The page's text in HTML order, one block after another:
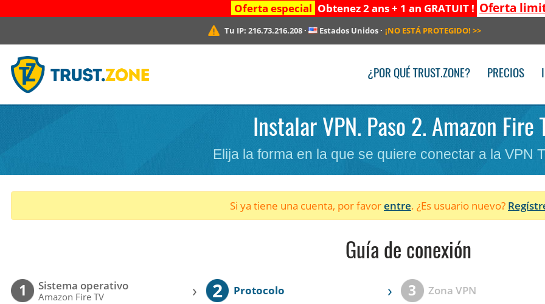
Oferta especial Obtenez 2 ans + 1 an GRATUIT ! Oferta
Tu IP: 216.73.216.208· Estados Unidos· ¡NO ESTÁ PROTEGIDO! >>
¿POR QUÉ TRUST.ZONE? PRECIOS
Instalar VPN. Paso 2. Amazon Fire
Elija la forma en la que se quiere conectar a la VPN
Si ya tiene una cuenta, por favorentre. ¿Es usuario nuevo?
Guía de conexión
1 Sistema operativo
Amazon Fire TV › 2 Protocolo › 3 Zona VPN